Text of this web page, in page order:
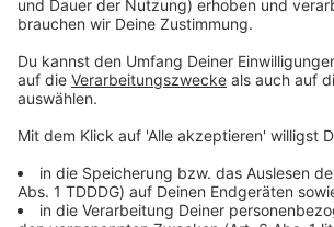
© dpa-infocom,
DAS KÖNNTE DICH AUCH